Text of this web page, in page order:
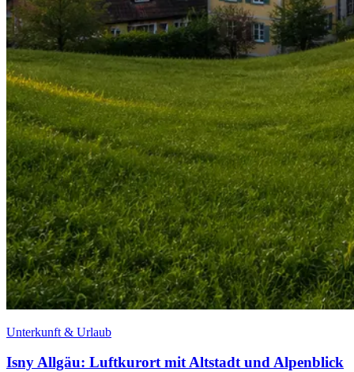
Unterkunft & Urlaub
Isny Allgäu: Luftkurort mit Altstadt und Alpenblick